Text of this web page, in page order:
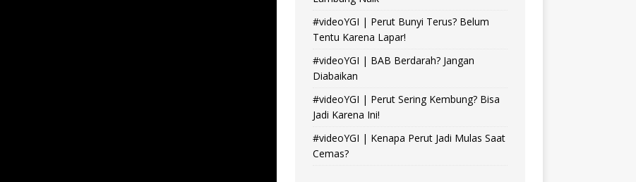
#videoYGI | Perut Bunyi Terus? Belum
Tentu Karena Lapar!
#videoYGI | BAB Berdarah? Jangan
Diabaikan
#videoYGI | Perut Sering Kembung? Bisa
Jadi Karena Ini!
#videoYGI | Kenapa Perut Jadi Mulas Saat
Cemas?